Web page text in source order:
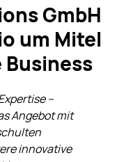
GmbH
um Mitel
Business
–
Angebot mit
innovative